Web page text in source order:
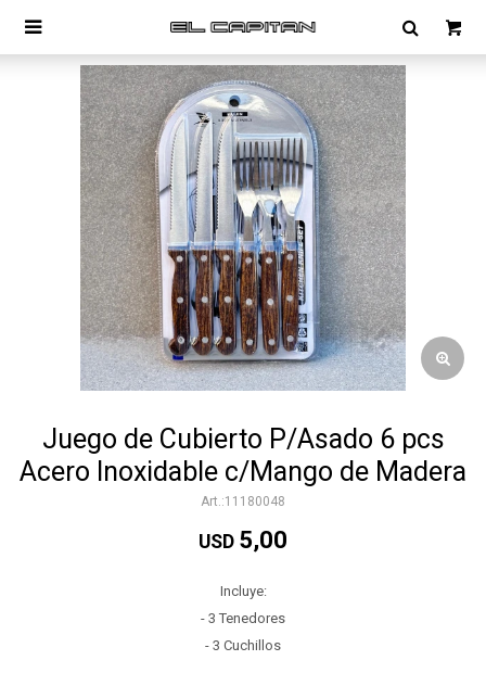

Juego de Cubierto P/Asado 6 pcs
Acero Inoxidable c/Mango de Madera
11180048
USD 5,00
Incluye:
- 3 Tenedores
- 3 Cuchillos